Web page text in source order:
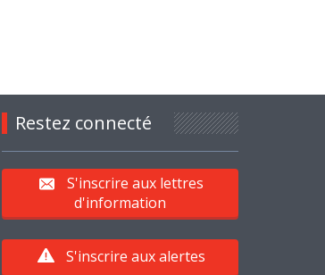
Restez connecté
S'inscrire aux lettres
d'information
S'inscrire aux alertes